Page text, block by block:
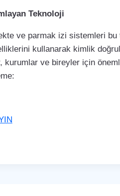
Teknoloji
ve parmak izi sistemleri bu
kullanarak kimlik
kurumlar ve bireyler için